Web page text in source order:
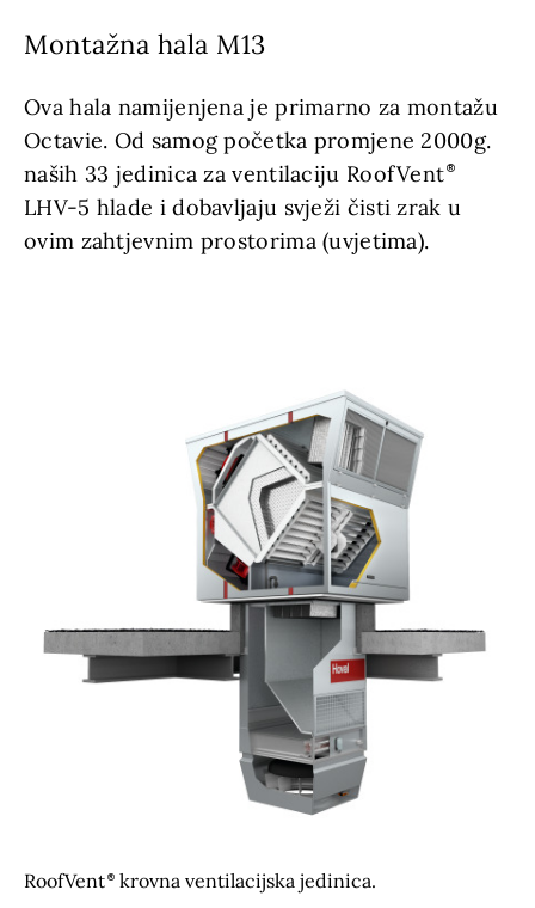
Montažna hala M13
Ova hala namijenjena je primarno za montažu
Octavie. Od samog početka promjene 2000g.
naših 33 jedinica za ventilaciju RoofVent
LHV-5 hlade i dobavljaju svježi čisti zrak u
ovim zahtjevnim prostorima (uvjetima).
RoofVent krovna ventilacijska jedinica.